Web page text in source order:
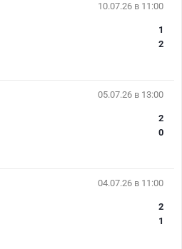
10.07.26 в 11:00
1
2
05.07.26 в 13:00
2
0
04.07.26 в 11:00
2
1